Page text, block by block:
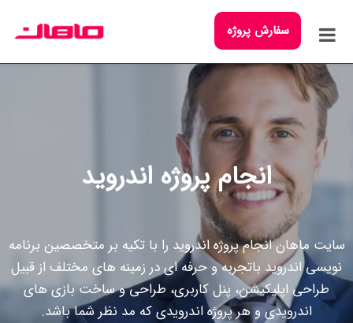
سفارش پروژه
انجام پروژه اندروید
سایت ماهان انجام پروژه اندروید را با تکیه بر متخصصین برنامه
نویسی اندروید باتجربه و حرفه ای در زمینه های مختلف از قبیل
طراحی اپلیکیشن، پنل کاربری، طراحی و ساخت بازی های
اندرویدی و هر پروژه اندرویدی که مد نظر شما باشد.